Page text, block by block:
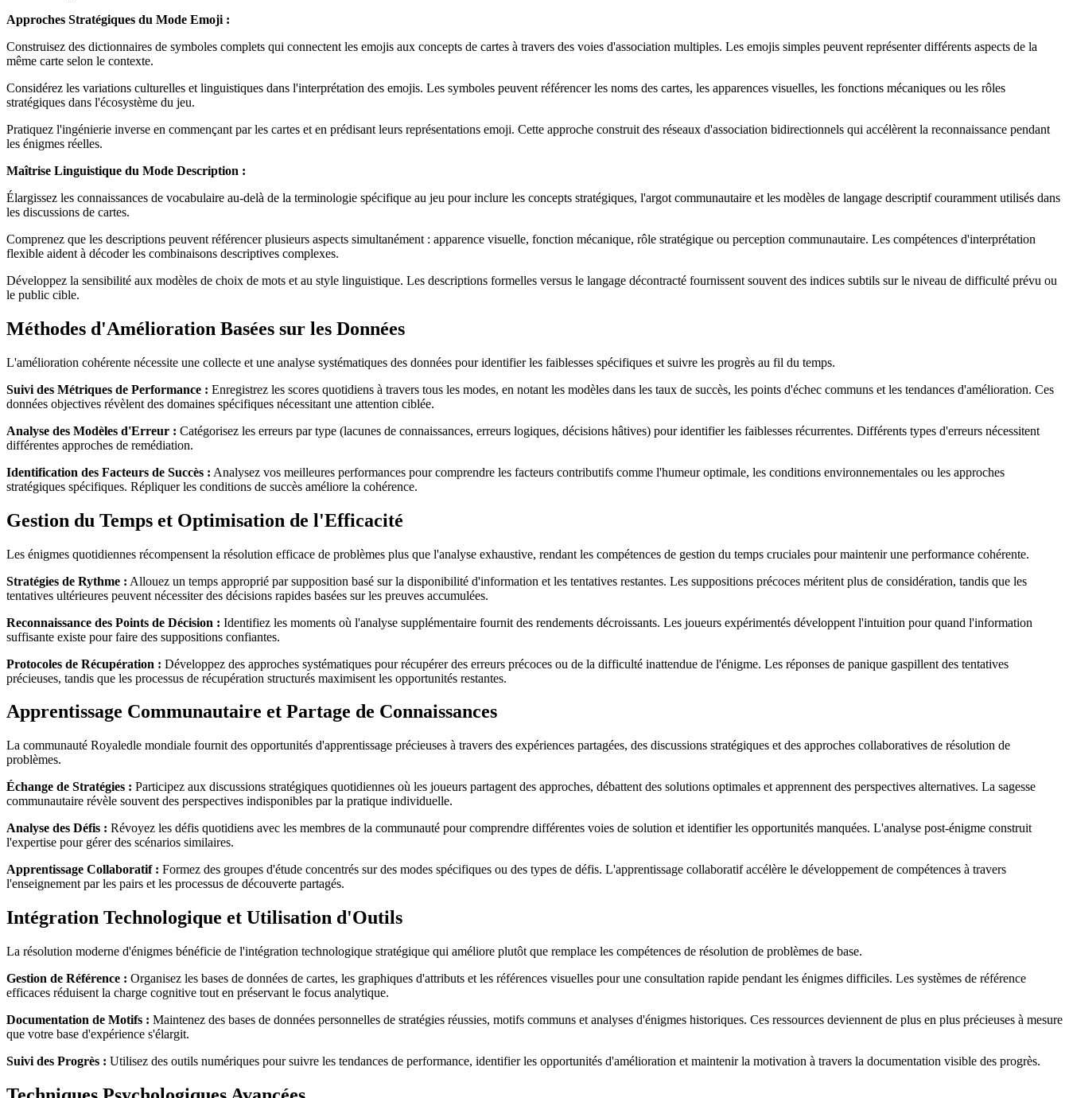
Approches Stratégiques du Mode Emoji :
Construisez des dictionnaires de symboles complets qui connectent les emojis aux concepts de cartes à travers des voies d'association multiples. Les emojis simples peuvent représenter différents aspects de la
même carte selon le contexte.
Considérez les variations culturelles et linguistiques dans l'interprétation des emojis. Les symboles peuvent référencer les noms des cartes, les apparences visuelles, les fonctions mécaniques ou les rôles
stratégiques dans l'écosystème du jeu.
Pratiquez l'ingénierie inverse en commençant par les cartes et en prédisant leurs représentations emoji. Cette approche construit des réseaux d'association bidirectionnels qui accélèrent la reconnaissance pendant
les énigmes réelles.
Maîtrise Linguistique du Mode Description :
Élargissez les connaissances de vocabulaire au-delà de la terminologie spécifique au jeu pour inclure les concepts stratégiques, l'argot communautaire et les modèles de langage descriptif couramment utilisés dans
les discussions de cartes.
Comprenez que les descriptions peuvent référencer plusieurs aspects simultanément : apparence visuelle, fonction mécanique, rôle stratégique ou perception communautaire. Les compétences d'interprétation
flexible aident à décoder les combinaisons descriptives complexes.
Développez la sensibilité aux modèles de choix de mots et au style linguistique. Les descriptions formelles versus le langage décontracté fournissent souvent des indices subtils sur le niveau de difficulté prévu ou
le public cible.
Méthodes d'Amélioration Basées sur les Données
L'amélioration cohérente nécessite une collecte et une analyse systématiques des données pour identifier les faiblesses spécifiques et suivre les progrès au fil du temps.
Suivi des Métriques de Performance : Enregistrez les scores quotidiens à travers tous les modes, en notant les modèles dans les taux de succès, les points d'échec communs et les tendances d'amélioration. Ces
données objectives révèlent des domaines spécifiques nécessitant une attention ciblée.
Analyse des Modèles d'Erreur : Catégorisez les erreurs par type (lacunes de connaissances, erreurs logiques, décisions hâtives) pour identifier les faiblesses récurrentes. Différents types d'erreurs nécessitent
différentes approches de remédiation.
Identification des Facteurs de Succès : Analysez vos meilleures performances pour comprendre les facteurs contributifs comme l'humeur optimale, les conditions environnementales ou les approches
stratégiques spécifiques. Répliquer les conditions de succès améliore la cohérence.
Gestion du Temps et Optimisation de l'Efficacité
Les énigmes quotidiennes récompensent la résolution efficace de problèmes plus que l'analyse exhaustive, rendant les compétences de gestion du temps cruciales pour maintenir une performance cohérente.
Stratégies de Rythme : Allouez un temps approprié par supposition basé sur la disponibilité d'information et les tentatives restantes. Les suppositions précoces méritent plus de considération, tandis que les
tentatives ultérieures peuvent nécessiter des décisions rapides basées sur les preuves accumulées.
Reconnaissance des Points de Décision : Identifiez les moments où l'analyse supplémentaire fournit des rendements décroissants. Les joueurs expérimentés développent l'intuition pour quand l'information
suffisante existe pour faire des suppositions confiantes.
Protocoles de Récupération : Développez des approches systématiques pour récupérer des erreurs précoces ou de la difficulté inattendue de l'énigme. Les réponses de panique gaspillent des tentatives
précieuses, tandis que les processus de récupération structurés maximisent les opportunités restantes.
Apprentissage Communautaire et Partage de Connaissances
La communauté Royaledle mondiale fournit des opportunités d'apprentissage précieuses à travers des expériences partagées, des discussions stratégiques et des approches collaboratives de résolution de
problèmes.
Échange de Stratégies : Participez aux discussions stratégiques quotidiennes où les joueurs partagent des approches, débattent des solutions optimales et apprennent des perspectives alternatives. La sagesse
communautaire révèle souvent des perspectives indisponibles par la pratique individuelle.
Analyse des Défis : Révoyez les défis quotidiens avec les membres de la communauté pour comprendre différentes voies de solution et identifier les opportunités manquées. L'analyse post-énigme construit
l'expertise pour gérer des scénarios similaires.
Apprentissage Collaboratif : Formez des groupes d'étude concentrés sur des modes spécifiques ou des types de défis. L'apprentissage collaboratif accélère le développement de compétences à travers
l'enseignement par les pairs et les processus de découverte partagés.
Intégration Technologique et Utilisation d'Outils
La résolution moderne d'énigmes bénéficie de l'intégration technologique stratégique qui améliore plutôt que remplace les compétences de résolution de problèmes de base.
Gestion de Référence : Organisez les bases de données de cartes, les graphiques d'attributs et les références visuelles pour une consultation rapide pendant les énigmes difficiles. Les systèmes de référence
efficaces réduisent la charge cognitive tout en préservant le focus analytique.
Documentation de Motifs : Maintenez des bases de données personnelles de stratégies réussies, motifs communs et analyses d'énigmes historiques. Ces ressources deviennent de plus en plus précieuses à mesure
que votre base d'expérience s'élargit.
Suivi des Progrès : Utilisez des outils numériques pour suivre les tendances de performance, identifier les opportunités d'amélioration et maintenir la motivation à travers la documentation visible des progrès.